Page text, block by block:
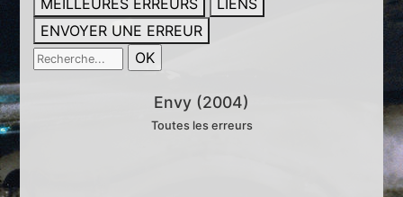
MEILLEURES ERREURS
LIENS
ENVOYER UNE ERREUR
Envy (2004)
Toutes les erreurs